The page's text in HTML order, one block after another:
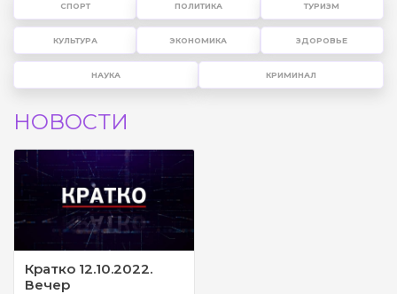
СПОРТ ПОЛИТИКА ТУРИЗМ
КУЛЬТУРА ЭКОНОМИКА ЗДОРОВЬЕ
НАУКА КРИМИНАЛ
НОВОСТИ
Кратко 12.10.2022.
Вечер